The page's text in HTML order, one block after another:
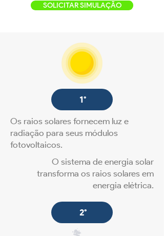
SOLICITAR SIMULAÇÃO
1°
Os raios solares fornecem luz e
radiação para seus módulos
fotovoltaicos.
O sistema de energia solar
transforma os raios solares em
energia elétrica.
2°